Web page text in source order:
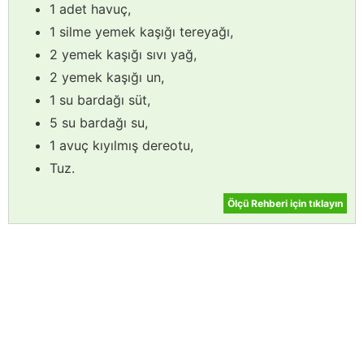
1 adet havuç,
1 silme yemek kaşığı tereyağı,
2 yemek kaşığı sıvı yağ,
2 yemek kaşığı un,
1 su bardağı süt,
5 su bardağı su,
1 avuç kıyılmış dereotu,
Tuz.
Ölçü Rehberi için tıklayın